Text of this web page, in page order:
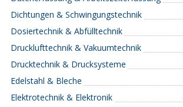
Dichtungen & Schwingungstechnik
Dosiertechnik & Abfülltechnik
Drucklufttechnik & Vakuumtechnik
Drucktechnik & Drucksysteme
Edelstahl & Bleche
Elektrotechnik & Elektronik